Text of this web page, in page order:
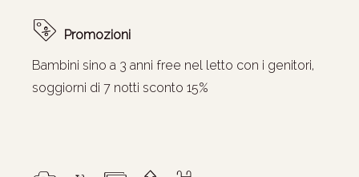
Promozioni
Bambini sino a 3 anni free nel letto con i genitori,
soggiorni di 7 notti sconto 15%